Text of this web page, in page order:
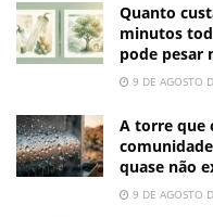
Quanto
minutos
pode pesar
9 DE AGOSTO
A torre que
quase não
9 DE AGOSTO